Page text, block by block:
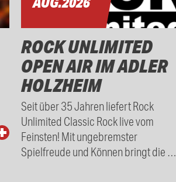
ROCK UNLIMITED
OPEN AIR IM ADLER
HOLZHEIM
Seit über 35 Jahren liefert Rock
Unlimited Classic Rock live vom
Feinsten! Mit ungebremster
Spielfreude und Können bringt die …